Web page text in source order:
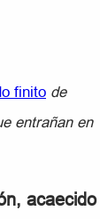
finito de
entrañan en
acaecido